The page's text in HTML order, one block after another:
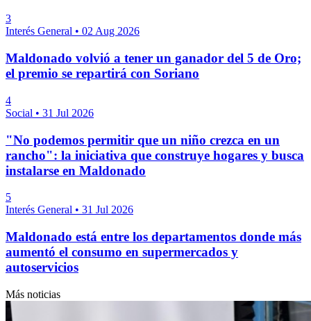
3
Interés General • 02 Aug 2026
Maldonado volvió a tener un ganador del 5 de Oro;
el premio se repartirá con Soriano
4
Social • 31 Jul 2026
"No podemos permitir que un niño crezca en un
rancho": la iniciativa que construye hogares y busca
instalarse en Maldonado
5
Interés General • 31 Jul 2026
Maldonado está entre los departamentos donde más
aumentó el consumo en supermercados y
autoservicios
Más noticias